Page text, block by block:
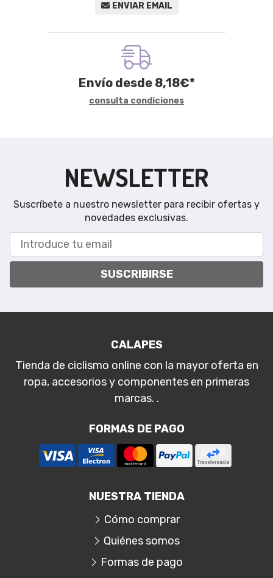
ENVIAR EMAIL
Envío desde 8,18€*
consulta condiciones
NEWSLETTER
Suscríbete a nuestro newsletter para recibir ofertas y
novedades exclusivas.
SUSCRIBIRSE
CALAPES
Tienda de ciclismo online con la mayor oferta en
ropa, accesorios y componentes en primeras
marcas. .
FORMAS DE PAGO
NUESTRA TIENDA
Cómo comprar
Quiénes somos
Formas de pago